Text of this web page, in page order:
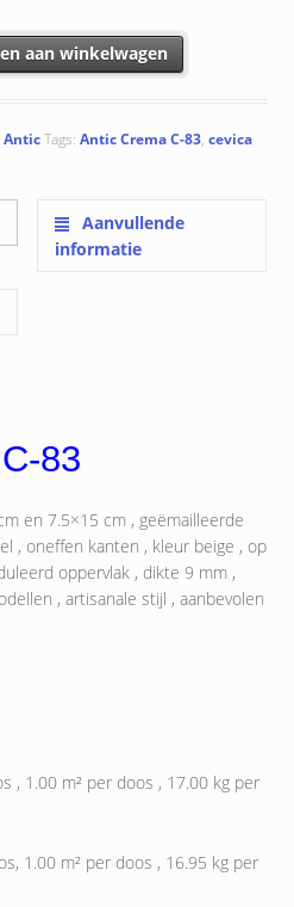
aan winkelwagen
AnticTags: Antic Crema C-83, cevica
Aanvullende
informatie
83
en 7.5×15 cm , geëmailleerde
, oneffen kanten , kleur beige , op
oppervlak , dikte 9 mm ,
, artisanale stijl , aanbevolen
, 1.00 m² per doos , 17.00 kg per
1.00 m² per doos , 16.95 kg per